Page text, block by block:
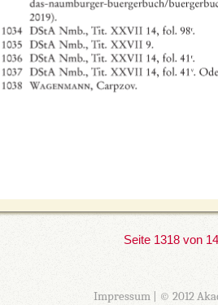
Seite 1318 von
Impressum| © 2012